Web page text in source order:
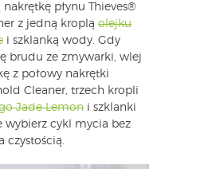
płynu Thieves®
z jedną kroplą olejku
i szklanką wody. Gdy
brudu ze zmywarki, wlej
z połowy nakrętki
Cleaner, trzech kropli
Jade Lemon i szklanki
wybierz cykl mycia bez
czystością.